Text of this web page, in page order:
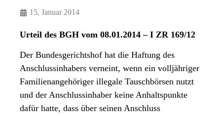
15, Januar 2014
Urteil des BGH vom 08.01.2014 – I ZR 169/12
Der Bundesgerichtshof hat die Haftung des
Anschlussinhabers verneint, wenn ein volljähriger
Familienangehöriger illegale Tauschbörsen nutzt
und der Anschlussinhaber keine Anhaltspunkte
dafür hatte, dass über seinen Anschluss